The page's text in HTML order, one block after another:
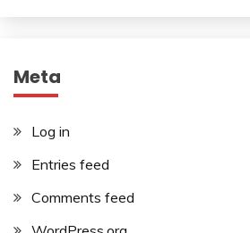
Meta
Log in
Entries feed
Comments feed